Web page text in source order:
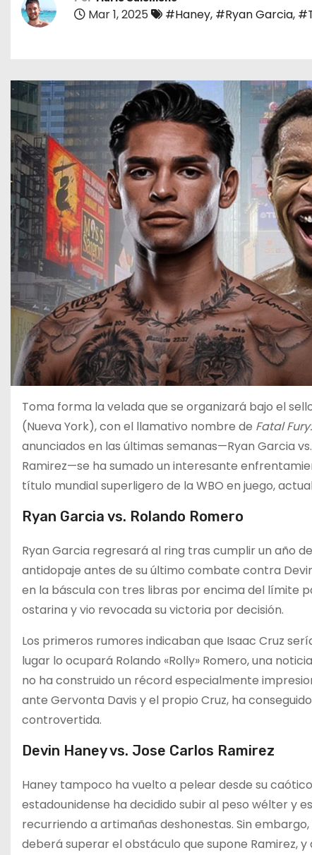
Mar 1, 2025 #Haney, #Ryan Garcia,
Toma forma la velada que se organizará bajo el
(Nueva York), con el llamativo nombre de Fatal
anunciados en las últimas semanas—Ryan Garcia
Ramirez—se ha sumado un interesante
título mundial superligero de la WBO en juego,
Ryan Garcia vs. Rolando Romero
Ryan Garcia regresará al ring tras cumplir un año
antidopaje antes de su último combate contra
en la báscula con tres libras por encima del límite
ostarina y vio revocada su victoria por decisión.
Los primeros rumores indicaban que Isaac Cruz
lugar lo ocupará Rolando «Rolly» Romero, una
no ha construido un récord especialmente
ante Gervonta Davis y el propio Cruz, ha
controvertida.
Devin Haney vs. Jose Carlos Ramirez
Haney tampoco ha vuelto a pelear desde su
estadounidense ha decidido subir al peso wélter y
recurriendo a artimañas deshonestas. Sin
deberá superar el obstáculo que supone Ramirez,